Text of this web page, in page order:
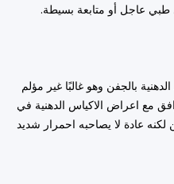
طبي عاجل أو متابعة بسيطة.
بالجفن وهو غالبًا غير مؤلم
مع اعراض الاكياس الدهنية في
عادة لا يصاحبه احمرار شديد